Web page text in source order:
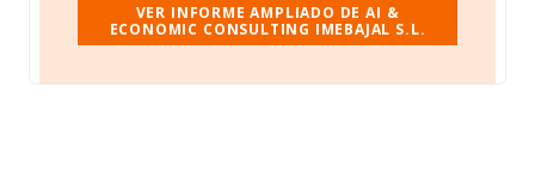
VER INFORME AMPLIADO DE AI &
ECONOMIC CONSULTING IMEBAJAL S.L.